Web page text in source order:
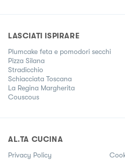
LASCIATI ISPIRARE
Plumcake feta e pomodori secchi
Pizza Silana
Stradicchio
Schiacciata Toscana
La Regina Margherita
Couscous
AL.TA CUCINA
Privacy Policy